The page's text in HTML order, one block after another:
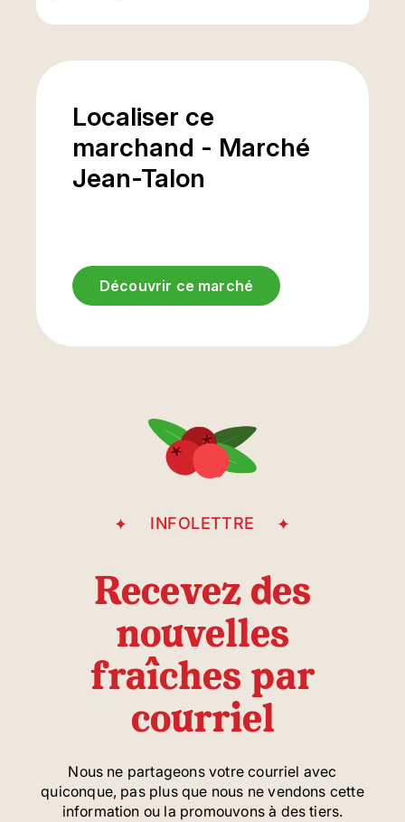
Localiser ce
marchand - Marché
Jean-Talon
Avenue Casgrain
Découvrir ce marché
INFOLETTRE
Recevez des
nouvelles
fraîches par
courriel
Nous ne partageons votre courriel avec
quiconque, pas plus que nous ne vendons cette
information ou la promouvons à des tiers.